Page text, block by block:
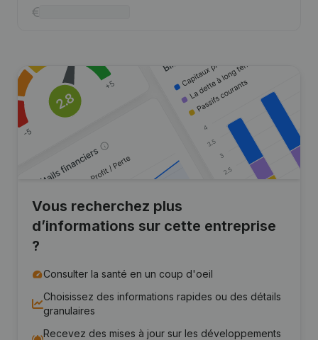
Vous recherchez plus
d’informations sur cette entreprise
?
Consulter la santé en un coup d'oeil
Choisissez des informations rapides ou des détails
granulaires
Recevez des mises à jour sur les développements